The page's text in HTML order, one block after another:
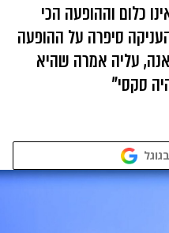
כלום וההופעה הכי
סיפרה על ההופעה
עליה אמרה שהיא
סקסי"